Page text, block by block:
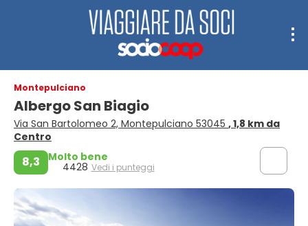
Montepulciano
Albergo San Biagio
Via San Bartolomeo 2, Montepulciano 53045 , 1,8 km da
Centro
8,3 Molto bene
4428 Vedi i punteggi